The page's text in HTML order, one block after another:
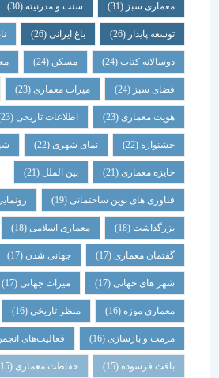
معماری سبز(31) سنت و مدرنیته(30)
توسعه پایدار(26) باغ ایرانی(26) نابودی و
دوسالانه کتاب(24) مسکن (24) معماری
فضای سبز(24) میراث معماری (23)
هویت معماری (23) اطلاعات تاریخی(23)
جشنواره(22) نمای شهری(22) شهر های
جایزه معماری (21) بین الملل(21)
فناوری های نوین ساختمانی(19) رونمایی از
بزرگداشت (18) معماری اسلامی(18)
گفتمان معماری (17) جهانی شدن(17)
شهر های جهانی(17) میراث جهانی(17)
معماری موزه(16) منظر تاریخی (16)
مرمت و بازسازی(16) فعالیت‌های انجمن(16)
بافت فرسوده (15) حفاظت معماری (15)